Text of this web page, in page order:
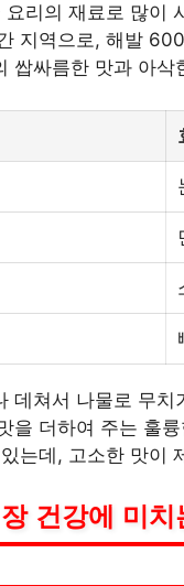
리의 재료로 많이
지역으로, 해발
쌉싸름한 맛과 아
데쳐서 나물로 무
을 더하여 주는 훌
는데, 고소한 맛이
건강에 미